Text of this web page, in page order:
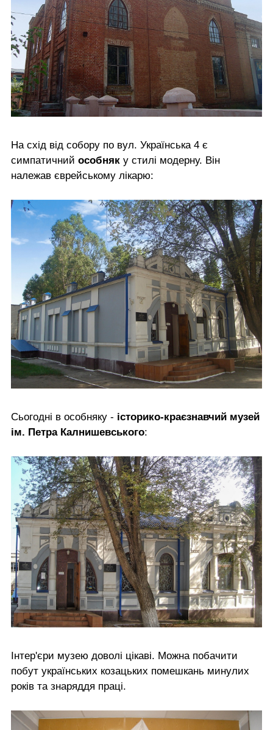
На схід від собору по вул. Українська 4 є
симпатичний особняк у стилі модерну. Він
належав єврейському лікарю:
Сьогодні в особняку - історико-краєзнавчий музей
ім. Петра Калнишевського:
Інтер'єри музею доволі цікаві. Можна побачити
побут українських козацьких помешкань минулих
років та знаряддя праці.